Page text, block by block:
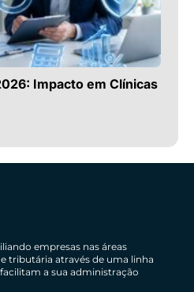
Impacto em Clínicas
empresas nas áreas
tributária através de uma linha
a sua administração